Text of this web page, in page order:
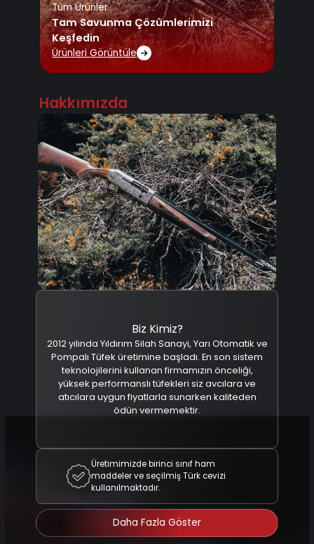
Tüm Ürünler
Tam Savunma Çözümlerimizi
Keşfedin
Ürünleri Görüntüle
Hakkımızda
Biz Kimiz?
2012 yılında Yıldırım Silah Sanayi, Yarı Otomatik ve
Pompalı Tüfek üretimine başladı. En son sistem
teknolojilerini kullanan firmamızın önceliği,
yüksek performanslı tüfekleri siz avcılara ve
atıcılara uygun fiyatlarla sunarken kaliteden
ödün vermemektir.
Üretimimizde birinci sınıf ham
maddeler ve seçilmiş Türk cevizi
kullanılmaktadır.
Daha Fazla Göster